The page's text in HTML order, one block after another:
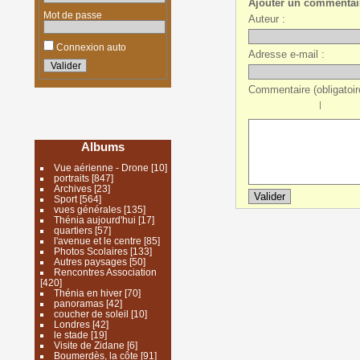
Mot de passe
Connexion auto
Albums
Vue aérienne - Drone [10]
portraits[847]
Archives [23]
Sport[564]
vues générales[135]
Thénia aujourd'hui [17]
quartiers[57]
l'avenue et le centre [85]
Photos Scolaires[133]
Autres paysages[50]
Rencontres Association
[420]
Thénia en hiver[70]
panoramas[42]
coucher de soleil [10]
Londres[42]
le stade [19]
Visite de Zidane [6]
Boumerdès, la côte [91]
Ajouter un
Auteur :
Adresse e-mail :
Commentaire
|